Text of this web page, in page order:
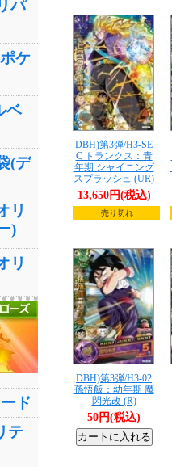
パ
ケ
ベ
(デ
リ
)
リ
ド
テ
DBH)第3弾/H3-SE
C トランクス：青
年期 シャイニング
スプラッシュ (UR)
13,650円(税込)
売り切れ
DBH)第3弾/H3-02
孫悟飯：幼年期 魔
閃光改 (R)
50円(税込)